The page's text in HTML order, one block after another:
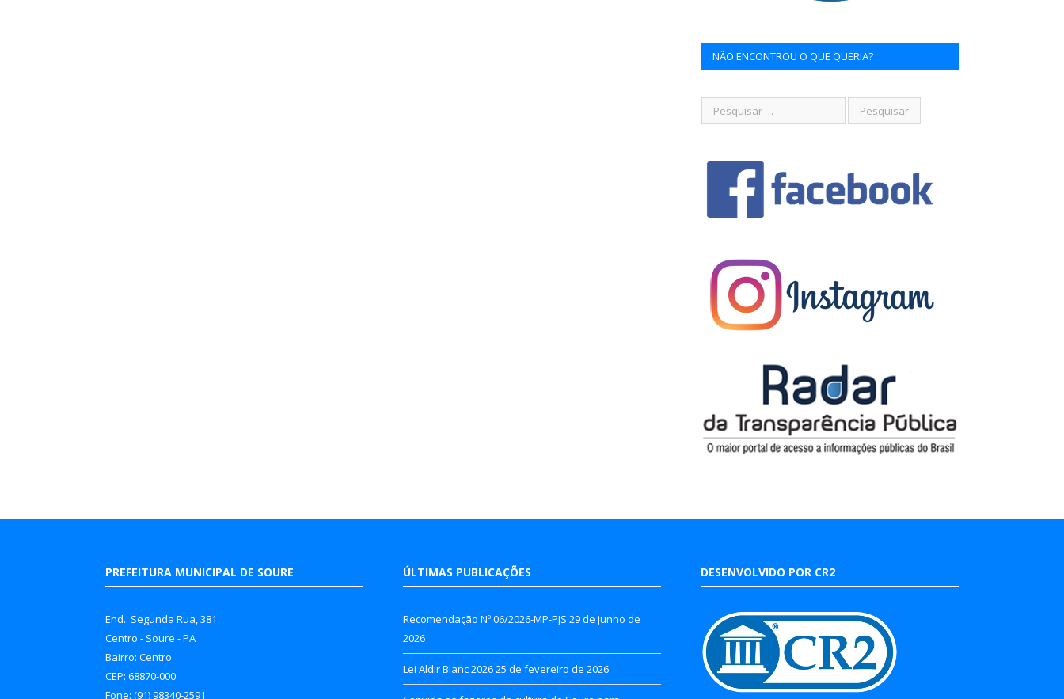
NÃO ENCONTROU O QUE QUERIA?
PREFEITURA MUNICIPAL DE SOURE
End.: Segunda Rua, 381
Centro - Soure - PA
Bairro: Centro
CEP: 68870-000
Fone: (91) 98340-2591
ÚLTIMAS PUBLICAÇÕES
Recomendação Nº 06/2026-MP-PJS 29 de junho de
2026
Lei Aldir Blanc 202625 de fevereiro de 2026
DESENVOLVIDO POR CR2